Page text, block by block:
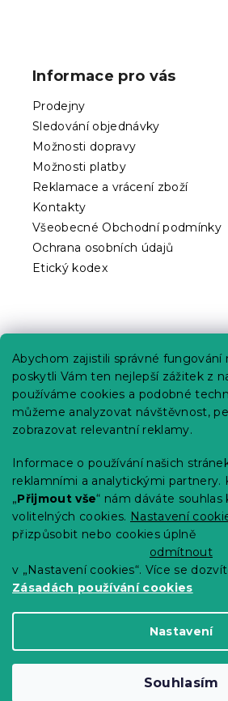
Abychom zajistili správné fungování
poskytli Vám ten nejlepší zážitek z
používáme cookies a podobné
můžeme analyzovat návštěvnost,
zobrazovat relevantní reklamy.
Informace o používání našich
reklamními a analytickými partnery.
„Přijmout vše“ nám dáváte souhlas
volitelných cookies. Nastavení
přizpůsobit nebo cookies úplně
odmítnout
v „Nastavení cookies“. Více se
Zásadách používání cookies
Nastavení
Souhlasím
Informace pro vás
Prodejny
Sledování objednávky
Možnosti dopravy
Možnosti platby
Reklamace a vrácení zboží
Kontakty
Všeobecné Obchodní podmínky
Ochrana osobních údajů
Etický kodex
Kariéra
Poptávky a B2B spolupráce
Proč se u nás registrovat?
Věrnostní program - Sleva až 10
Návody
Tabulky velikostí
Blog
Copyright 2026Výprodej
práva vyhrazena.Upravit